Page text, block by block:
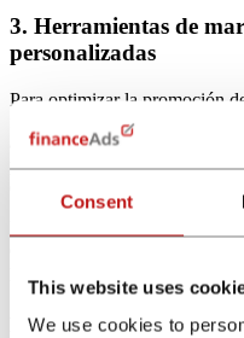
Consent
This website uses
We use cookies to
3. Herramientas de
personalizadas
Para optimizar la promoción
dotar a los
avanzadas. Esto puede
plataformas de seguimiento,
marketing en el que se